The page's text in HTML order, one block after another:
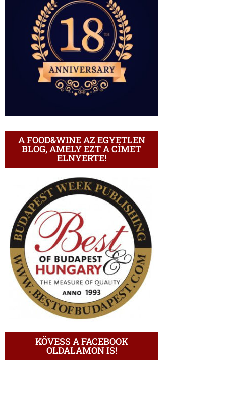
A FOOD&WINE AZ EGYETLEN
BLOG, AMELY EZT A CÍMET
ELNYERTE!
KÖVESS A FACEBOOK
OLDALAMON IS!